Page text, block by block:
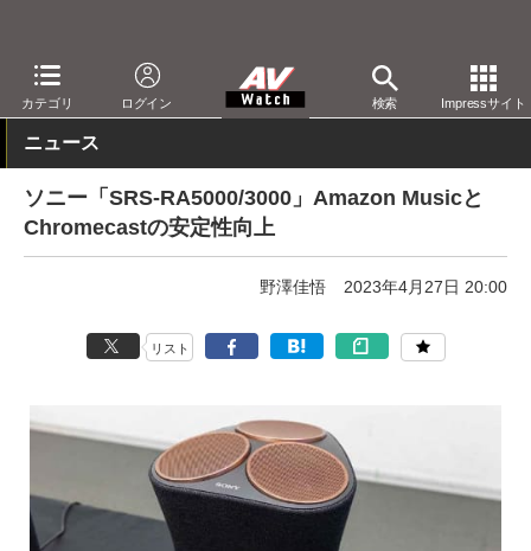
カテゴリ ログイン 検索 Impressサイト
AV Watch 製品 Bluetoothスピーカー
ニュース
ソニー「SRS-RA5000/3000」Amazon Musicと
Chromecastの安定性向上
野澤佳悟 2023年4月27日 20:00
リスト